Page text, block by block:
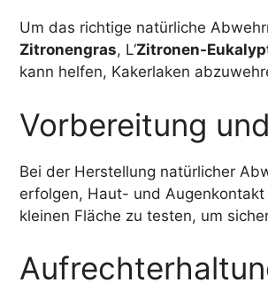
Um das richtige natürliche
Zitronengras, L‘Zitronen-
kann helfen, Kakerlaken
Vorbereitung
Bei der Herstellung natürlicher
erfolgen, Haut- und
kleinen Fläche zu testen, um